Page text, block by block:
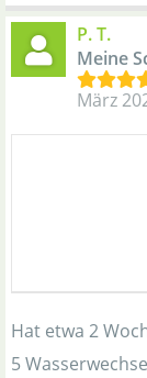
P. T.
Meine
März
Hat etwa 2
5